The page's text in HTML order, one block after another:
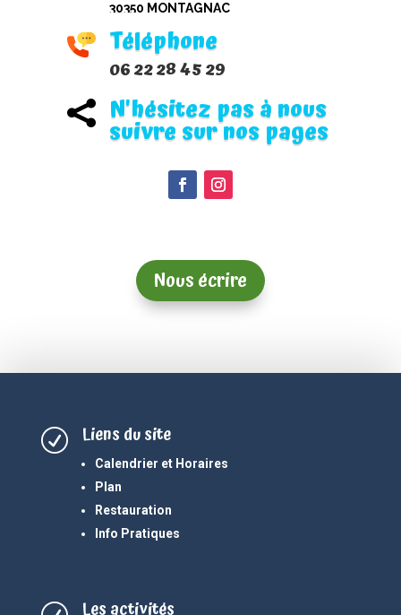
30350 MONTAGNAC
Téléphone
06 22 28 45 29
 N'hésitez pas à nous
suivre sur nos pages
Nous écrire
R Liens du site
Calendrier et Horaires
Plan
Restauration
Info Pratiques
Les activités